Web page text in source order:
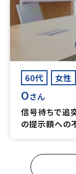
60代 女性
Oさん
信号待ちで追
の提示額への